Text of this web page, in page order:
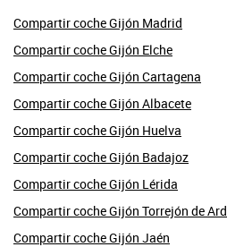
Compartir coche Gijón Madrid
Compartir coche Gijón Elche
Compartir coche Gijón Cartagena
Compartir coche Gijón Albacete
Compartir coche Gijón Huelva
Compartir coche Gijón Badajoz
Compartir coche Gijón Lérida
Compartir coche Gijón Torrejón de
Compartir coche Gijón Jaén